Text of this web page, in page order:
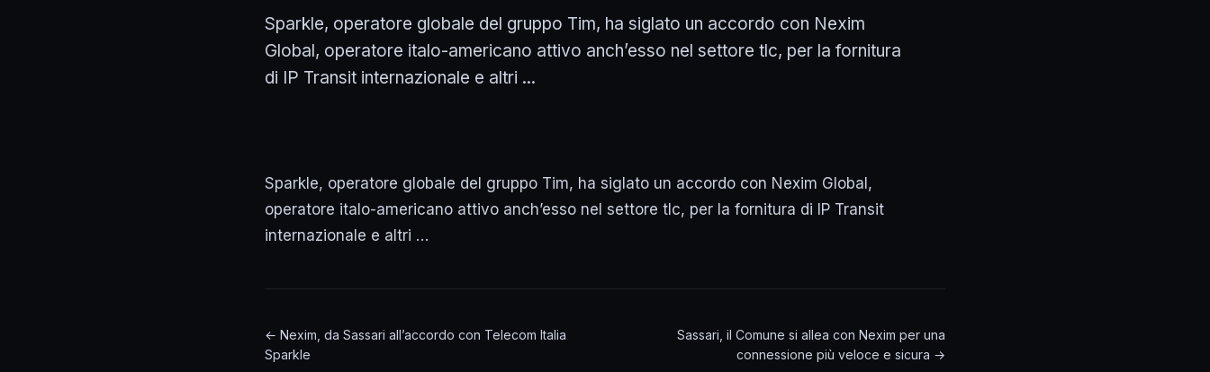
Sparkle, operatore globale del gruppo Tim, ha siglato un accordo con Nexim
Global, operatore italo-americano attivo anch’esso nel settore tlc, per la fornitura
di IP Transit internazionale e altri ...
Sparkle, operatore globale del gruppo Tim, ha siglato un accordo con Nexim Global,
operatore italo-americano attivo anch’esso nel settore tlc, per la fornitura di IP Transit
internazionale e altri …
← Nexim, da Sassari all’accordo con Telecom Italia
Sparkle
Sassari, il Comune si allea con Nexim per una
connessione più veloce e sicura →